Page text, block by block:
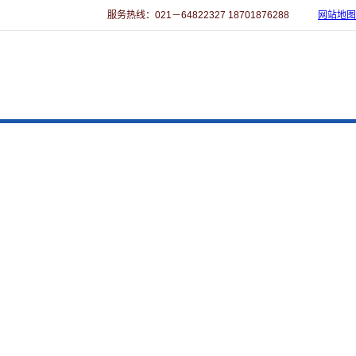
服务热线：021－64822327 18701876288 网站地图